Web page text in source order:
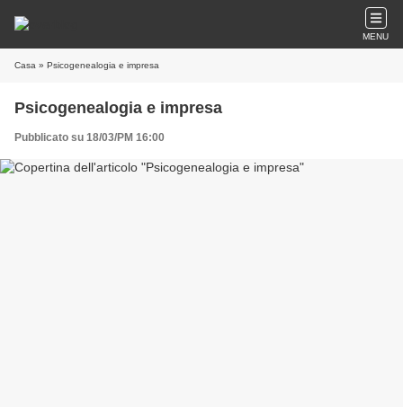
MENU
Casa » Psicogenealogia e impresa
Psicogenealogia e impresa
Pubblicato su 18/03/PM 16:00